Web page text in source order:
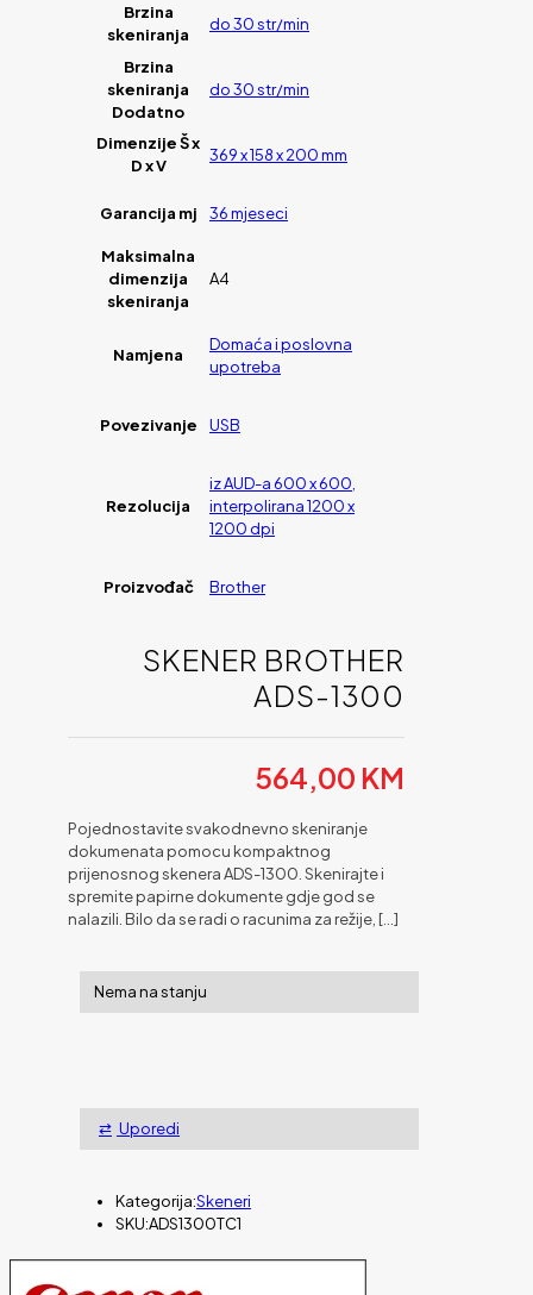
Brzina
skeniranja
do 30 str/min
Brzina
skeniranja
Dodatno
do 30 str/min
Dimenzije Š x
D x V
369 x 158 x 200 mm
Garancija mj 36 mjeseci
Maksimalna
dimenzija
skeniranja
A4
Namjena
Domaća i poslovna
upotreba
Povezivanje USB
Rezolucija
iz AUD-a 600 x 600,
interpolirana 1200 x
1200 dpi
Proizvođač Brother
SKENER BROTHER
ADS-1300
564,00 KM
Pojednostavite svakodnevno skeniranje
dokumenata pomocu kompaktnog
prijenosnog skenera ADS-1300. Skenirajte i
spremite papirne dokumente gdje god se
nalazili. Bilo da se radi o racunima za režije, […]
Nema na stanju
Uporedi
Kategorija:Skeneri
SKU:ADS1300TC1